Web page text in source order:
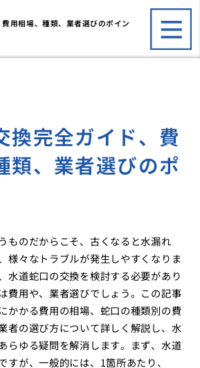
用相場、種類、業者選びのポイン
換完全ガイド、費
類、業者選びのポ
ものだからこそ、古くなると水漏れ
様々なトラブルが発生しやすくなりま
水道蛇口の交換を検討する必要があり
費用や、業者選びでしょう。この記事
かかる費用の相場、蛇口の種類別の費
者の選び方について詳しく解説し、水
らゆる疑問を解消します。まず、水道
すが、一般的には、1箇所あたり、